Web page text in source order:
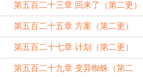
第五百二十三章 回来了（第二更）
第五百二十五章 方案（第二更）
第五百二十七章 计划（第二更）
第五百二十九章 变异蜘蛛（第二